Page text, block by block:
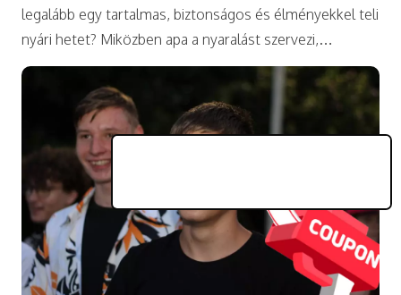
legalább egy tartalmas, biztonságos és élményekkel teli
nyári hetet? Miközben apa a nyaralást szervezi,…